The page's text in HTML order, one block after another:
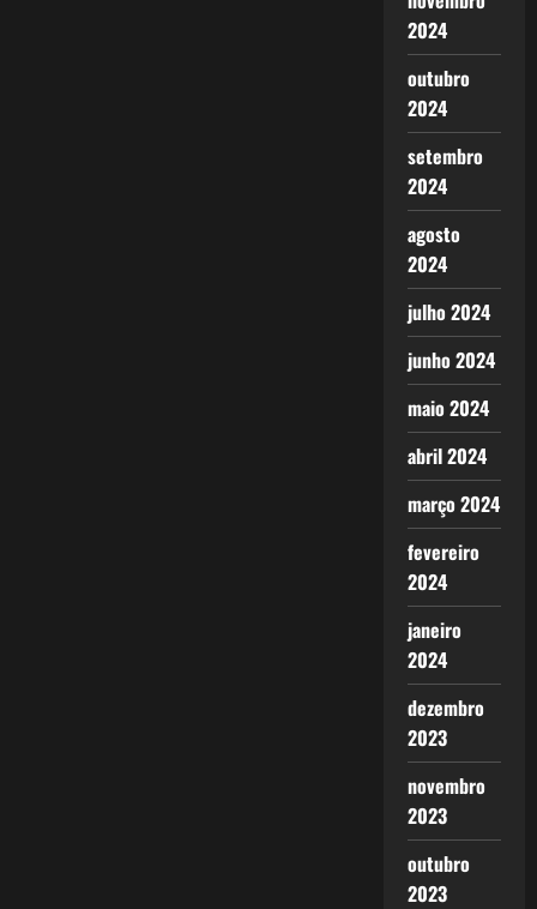
2024
outubro
2024
setembro
2024
agosto
2024
julho 2024
junho 2024
maio 2024
abril 2024
março 2024
fevereiro
2024
janeiro
2024
dezembro
2023
novembro
2023
outubro
2023